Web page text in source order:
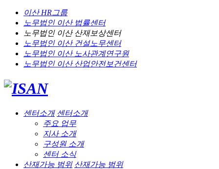
이산 HR그룹
노무법인 이산법률센터
노무법인 이산산재보상센터
노무법인 이산건설노무센터
노무법인 이산노사관계연구원
노무법인 이산산업안전보건센터
센터소개 센터소개
주요 업무
지사 소개
구성원 소개
센터 소식
산재가능 범위 산재가능 범위